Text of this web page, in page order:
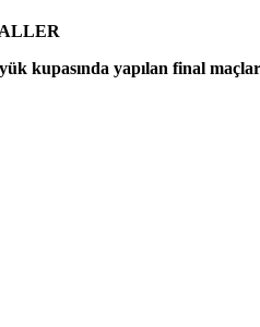
kupasında yapılan final